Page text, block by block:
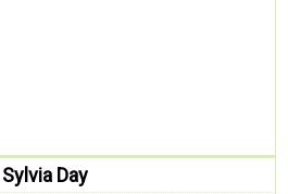
Sylvia Day